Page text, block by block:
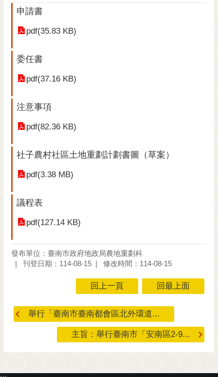
申請書
pdf(35.83 KB)
委任書
pdf(37.16 KB)
注意事項
pdf(82.36 KB)
社子農村社區土地重劃計劃書圖（草案）
pdf(3.38 MB)
議程表
pdf(127.14 KB)
發布單位：臺南市政府地政局農地重劃科
刊登日期：114-08-15
修改時間：114-08-15
回上一頁 回最上面
舉行「臺南市臺南都會區北外環道...
主旨：舉行臺南市「安南區2-9...